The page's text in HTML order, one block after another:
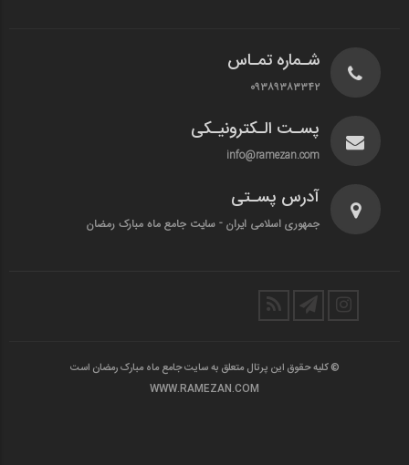
شـماره تمـاس
۰۹۳۸۹۳۸۳۳۴۲
پسـت الـکترونیـکی
info@ramezan.com
آدرس پسـتی
جمهوری اسلامی ایران - سایت جامع ماه مبارک رمضان
© کلیه حقوق این پرتال متعلق به سایت جامع ماه مبارک رمضان است
WWW.RAMEZAN.COM